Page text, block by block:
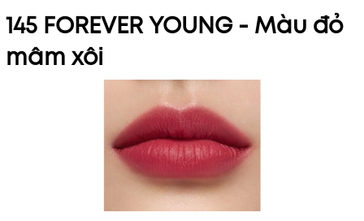
145 FOREVER YOUNG - Màu đỏ
mâm xôi